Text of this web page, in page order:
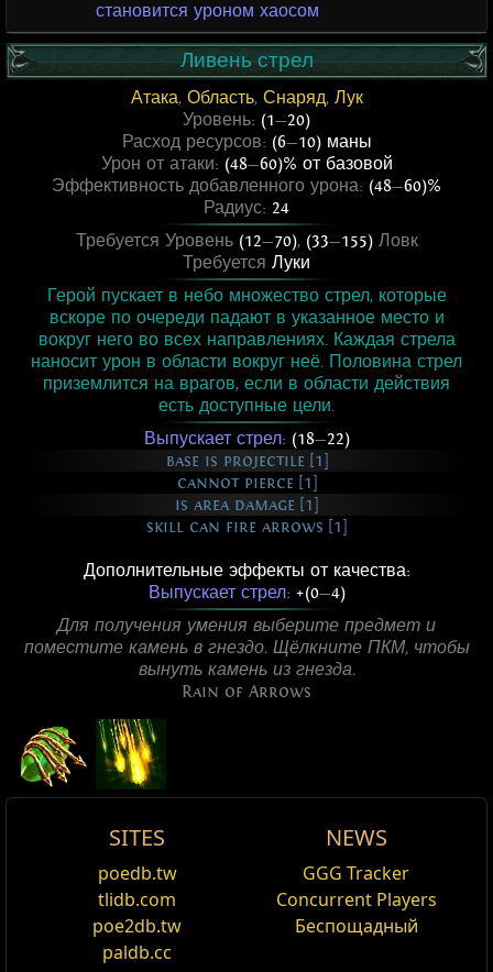
становится уроном хаосом
Ливень стрел
Атака, Область, Снаряд, Лук
Уровень: (1—20)
Расход ресурсов: (6—10) маны
Урон от атаки: (48—60)% от базовой
Эффективность добавленного урона: (48—60)%
Радиус: 24
Требуется Уровень (12—70), (33—155)Ловк
Требуется Луки
Герой пускает в небо множество стрел, которые
вскоре по очереди падают в указанное место и
вокруг него во всех направлениях. Каждая стрела
наносит урон в области вокруг неё. Половина стрел
приземлится на врагов, если в области действия
есть доступные цели.
Выпускает стрел: (18—22)
base is projectile [1]
cannot pierce [1]
is area damage [1]
skill can fire arrows [1]
Дополнительные эффекты от качества:
Выпускает стрел: +(0—4)
Для получения умения выберите предмет и
поместите камень в гнездо. Щёлкните ПКМ, чтобы
вынуть камень из гнезда.
Rain of Arrows
MirageArcherCanUse, Area, ProjectileSpeed,
ProjectileNumber, Totemable, Trappable, Mineable,
Triggerable, Rain
Эффект Ливня стрел
Изумрудные
Ваш Ливень стрел светится призрачным зеленым
Требуется Уровень 30,30Сила,30
Вызывает срабатывание Ливня стрел
уровня при атаке луком
+(40 —60)
уник Предмет Recipe /1
Предложение Ваше предложение
Note
Укус Хайрри
Здоровье%
Spectre
Железный
Менять
Rain of Arrows
For the Vaal-themed counterpart, seeVaal Rain of
SITES
poedb.tw
tlidb.com
poe2db.tw
paldb.cc
NEWS
GGG Tracker
Concurrent Players
Беспощадный